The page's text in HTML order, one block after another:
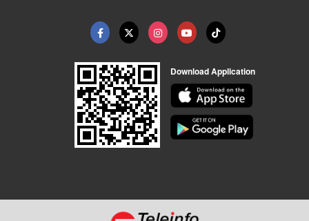
Download Application